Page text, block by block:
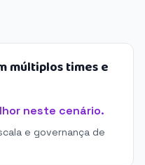
múltiplos times e
neste cenário.
e governança de